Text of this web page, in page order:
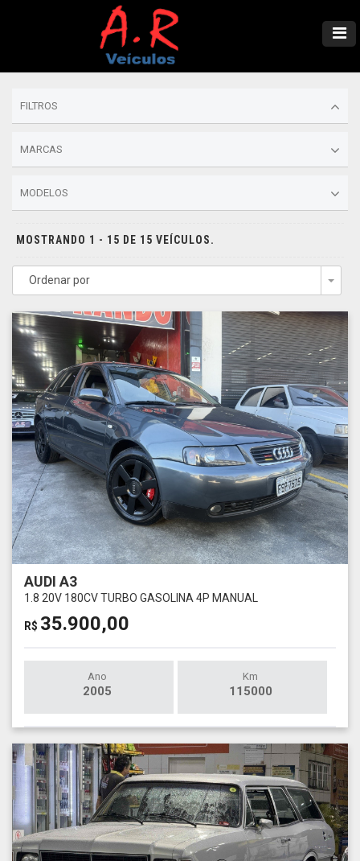
FILTROS
MARCAS
MODELOS
MOSTRANDO 1 - 15 DE 15 VEÍCULOS.
Ordenar por
AUDI A3
1.8 20V 180CV TURBO GASOLINA 4P MANUAL
R$ 35.900,00
Ano
2005
Km
115000